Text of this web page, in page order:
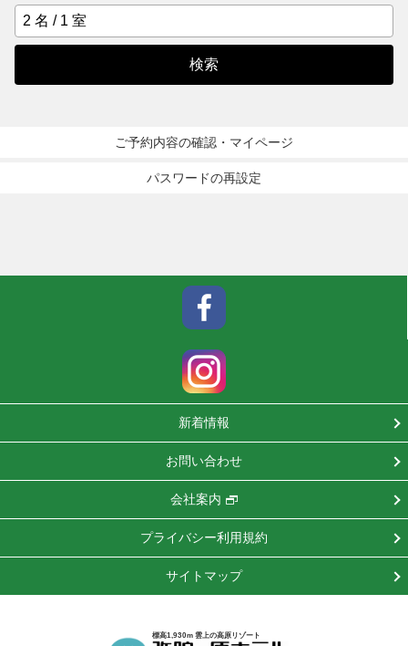
検索
ご予約内容の確認・マイページ
パスワードの再設定
新着情報
お問い合わせ
会社案内
プライバシー利用規約
サイトマップ
標高1,930m 雲上の高原リゾート